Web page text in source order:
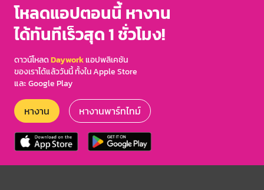
โหลดแอปตอนนี้ หางาน
ได้ทันทีเร็วสุด 1 ชั่วโมง!
ดาวน์โหลดDayworkแอปพลิเคชัน
ของเราได้แล้ววันนี้ ทั้งใน Apple Store
และ Google Play
หางาน หางานพาร์ทไทม์